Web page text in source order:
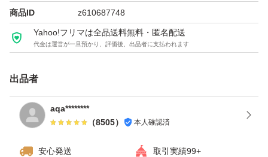
商品ID z610687748
Yahoo!フリマは全品送料無料・匿名配送
代金は運営が一旦預かり、評価後、出品者に支払われます
出品者
aqa********
（8505） 本人確認済
安心発送 取引実績99+